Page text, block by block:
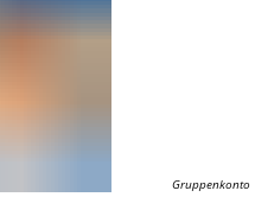
Gruppenkonto